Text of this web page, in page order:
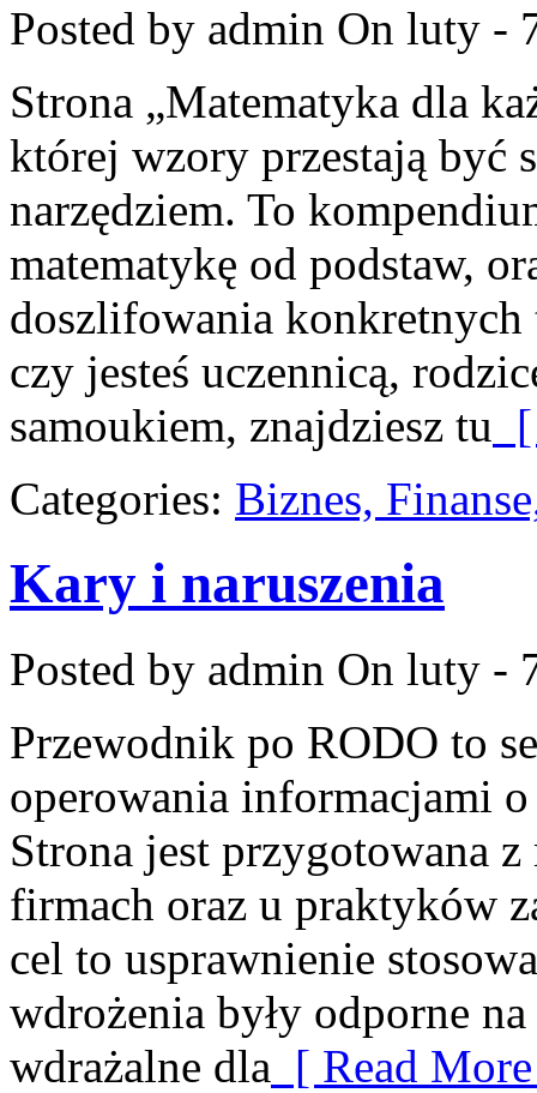
Posted by admin On luty -
Strona „Matematyka dla
której wzory przestają być
narzędziem. To
matematykę od podstaw,
doszlifowania konkretnych
czy jesteś uczennicą,
samoukiem, znajdziesz tu
Categories: Biznes,
Kary i naruszenia
Posted by admin On luty -
Przewodnik po RODO to
operowania informacjami
Strona jest przygotowana
firmach oraz u praktyków
cel to usprawnienie
wdrożenia były odporne
wdrażalne dla [ Read